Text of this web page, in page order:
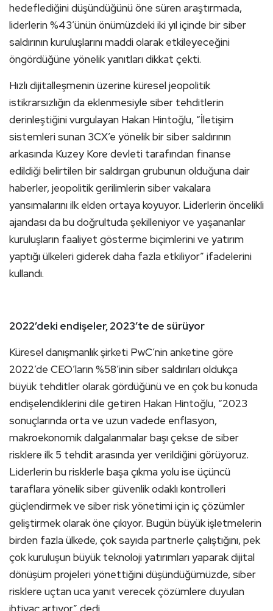
hedeflediğini düşündüğünü öne süren araştırmada,
liderlerin %43’ünün önümüzdeki iki yıl içinde bir siber
saldırının kuruluşlarını maddi olarak etkileyeceğini
öngördüğüne yönelik yanıtları dikkat çekti.
Hızlı dijitalleşmenin üzerine küresel jeopolitik
istikrarsızlığın da eklenmesiyle siber tehditlerin
derinleştiğini vurgulayan Hakan Hintoğlu, “İletişim
sistemleri sunan 3CX’e yönelik bir siber saldırının
arkasında Kuzey Kore devleti tarafından finanse
edildiği belirtilen bir saldırgan grubunun olduğuna dair
haberler, jeopolitik gerilimlerin siber vakalara
yansımalarını ilk elden ortaya koyuyor. Liderlerin öncelikli
ajandası da bu doğrultuda şekilleniyor ve yaşananlar
kuruluşların faaliyet gösterme biçimlerini ve yatırım
yaptığı ülkeleri giderek daha fazla etkiliyor” ifadelerini
kullandı.
2022’deki endişeler, 2023’te de sürüyor
Küresel danışmanlık şirketi PwC’nin anketine göre
2022’de CEO’ların %58’inin siber saldırıları oldukça
büyük tehditler olarak gördüğünü ve en çok bu konuda
endişelendiklerini dile getiren Hakan Hintoğlu, “2023
sonuçlarında orta ve uzun vadede enflasyon,
makroekonomik dalgalanmalar başı çekse de siber
risklere ilk 5 tehdit arasında yer verildiğini görüyoruz.
Liderlerin bu risklerle başa çıkma yolu ise üçüncü
taraflara yönelik siber güvenlik odaklı kontrolleri
güçlendirmek ve siber risk yönetimi için iç çözümler
geliştirmek olarak öne çıkıyor. Bugün büyük işletmelerin
birden fazla ülkede, çok sayıda partnerle çalıştığını, pek
çok kuruluşun büyük teknoloji yatırımları yaparak dijital
dönüşüm projeleri yönettiğini düşündüğümüzde, siber
risklere uçtan uca yanıt verecek çözümlere duyulan